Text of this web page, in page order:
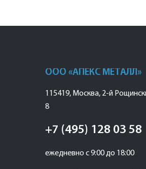
ООО «АПЕКС МЕТАЛЛ»
115419, Москва, 2-й
8
+7 (495) 128 03 58
ежедневно с 9:00 до 18:00